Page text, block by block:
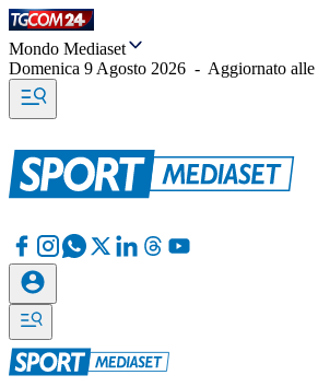
Mondo Mediaset
Domenica 9 Agosto 2026 - Aggiornato alle